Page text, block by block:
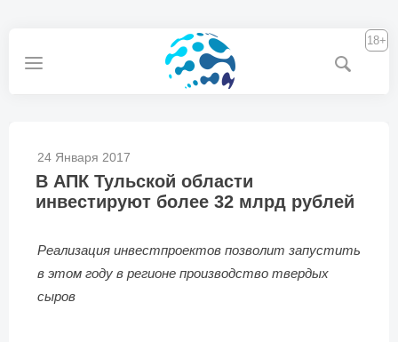
18+
24 Января 2017
В АПК Тульской области
инвестируют более 32 млрд рублей
Реализация инвестпроектов позволит запустить
в этом году в регионе производство твердых
сыров